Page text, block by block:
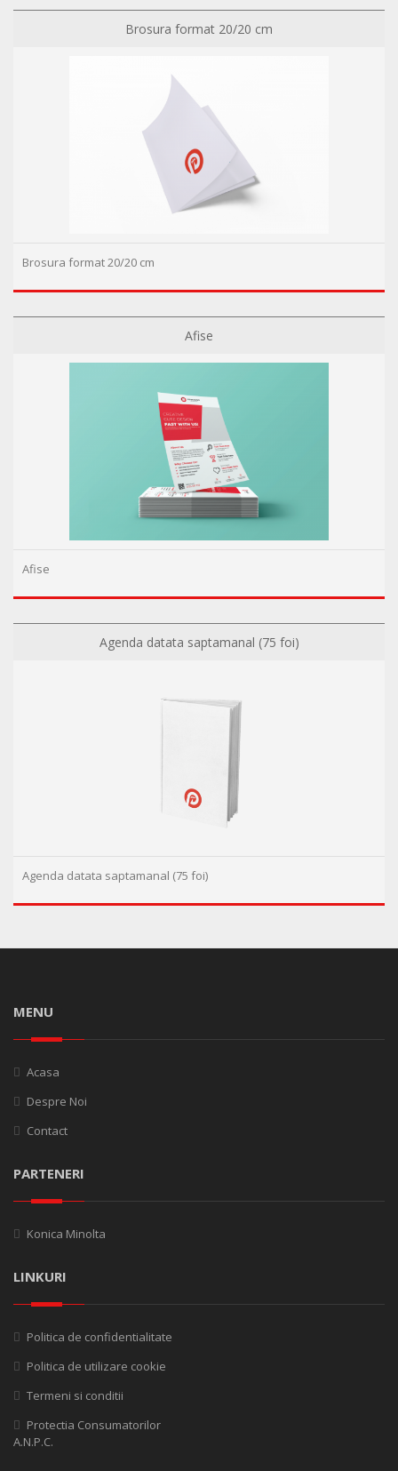
Brosura format 20/20 cm
Brosura format 20/20 cm
Afise
Afise
Agenda datata saptamanal (75 foi)
Agenda datata saptamanal (75 foi)
MENU
Acasa
Despre Noi
Contact
PARTENERI
Konica Minolta
LINKURI
Politica de confidentialitate
Politica de utilizare cookie
Termeni si conditii
Protectia Consumatorilor
A.N.P.C.